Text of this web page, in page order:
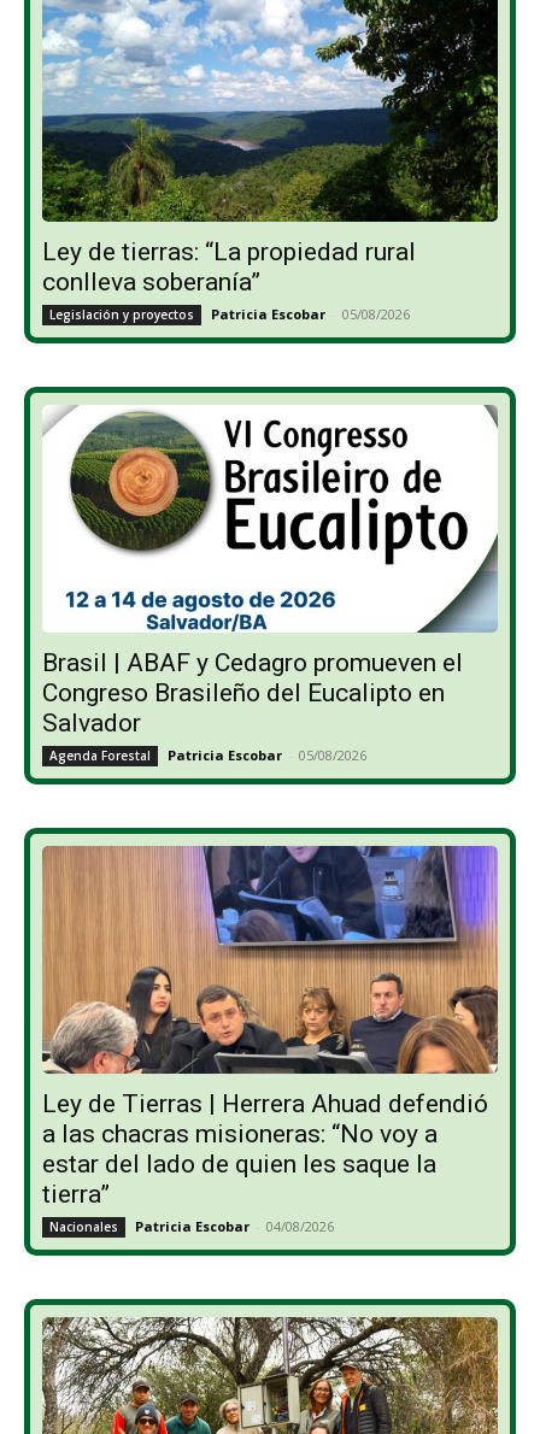
Ley de tierras: “La propiedad rural
conlleva soberanía”
Legislación y proyectos Patricia Escobar - 05/08/2026
Brasil | ABAF y Cedagro promueven el
Congreso Brasileño del Eucalipto en
Salvador
Agenda Forestal Patricia Escobar - 05/08/2026
Ley de Tierras | Herrera Ahuad defendió
a las chacras misioneras: “No voy a
estar del lado de quien les saque la
tierra”
Nacionales Patricia Escobar - 04/08/2026